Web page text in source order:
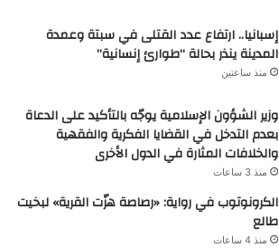
إسبانيا.. ارتفاع عدد القتلى في سبتة وعمدة
المدينة ينذر بحالة “طوارئ إنسانية”
منذ ساعتين
وزير الشؤون الإسلامية يوجّه بالتأكيد على الدعاة
بعدم التدخل في القضايا الفكرية والفقهية
والخلافات المثارة في الدول الأخرى
منذ 3 ساعات
الكرونوتوب في رواية: «رصاصة هزّت القرية» لبخيت
طالع
منذ 4 ساعات